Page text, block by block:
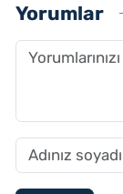
Yorumlar